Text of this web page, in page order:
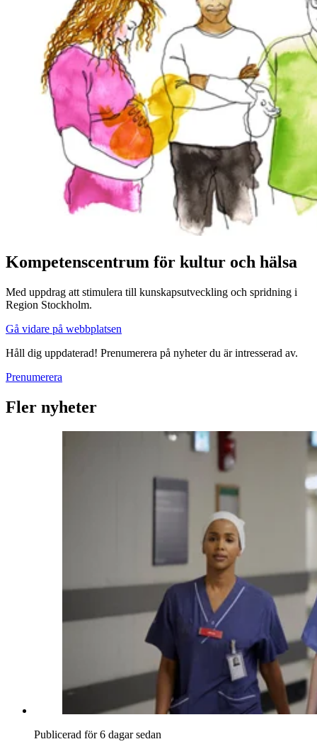
Kompetenscentrum för kultur och hälsa
Med uppdrag att stimulera till kunskapsutveckling och spridning i
Region Stockholm.
Gå vidare på webbplatsen
Håll dig uppdaterad! Prenumerera på nyheter du är intresserad av.
Prenumerera
Fler nyheter
Publicerad för 6 dagar sedan